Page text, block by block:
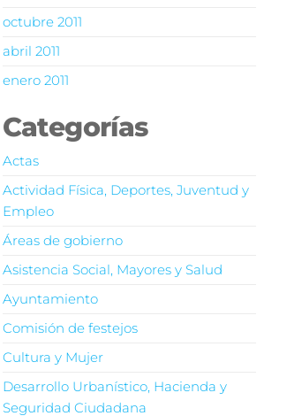
octubre 2011
abril 2011
enero 2011
Categorías
Actas
Actividad Física, Deportes, Juventud y
Empleo
Áreas de gobierno
Asistencia Social, Mayores y Salud
Ayuntamiento
Comisión de festejos
Cultura y Mujer
Desarrollo Urbanístico, Hacienda y
Seguridad Ciudadana